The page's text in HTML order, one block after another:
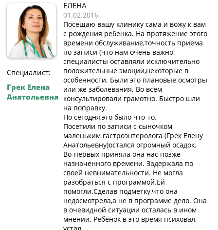
Специалист:
Грек Елена
Анатольевна
ЕЛЕНА
01.02.2016
Посещаю вашу клинику сама и вожу к вам
с рождения ребенка. На протяжение этого
времени обслуживание,точность приема
по записи (что нам очень важно,
специалисты оставляли исключительно
положительные эмоции,некоторые в
особенности. Были это плановые осмотры
или же заболевания. Во всем
консультировали грамотно. Быстро шли
на поправку.
Но сегодня,это было что-то.
Посетили по записи с сыночком
маленьким гастроэнтеролога (Грек Елену
Анатольевну)остался огромный осадок.
Во-первых приняла она нас позже
назначенного времени. Задержала по
своей невнимательности. Не могла
разобраться с программой.Ей
помогли.Сделав подметку,что она
недосмотрела,а не в программе дело. Она
в очевидной ситуации осталась в ином
мнении. Ребенок в это время психовал,